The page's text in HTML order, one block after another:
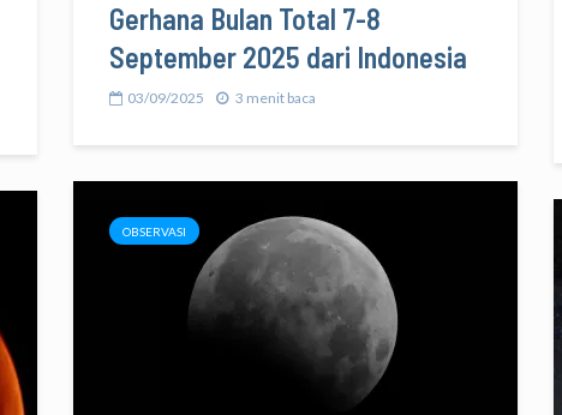
Gerhana Bulan Total 7-8
September 2025 dari Indonesia
03/09/2025 3 menit baca
OBSERVASI